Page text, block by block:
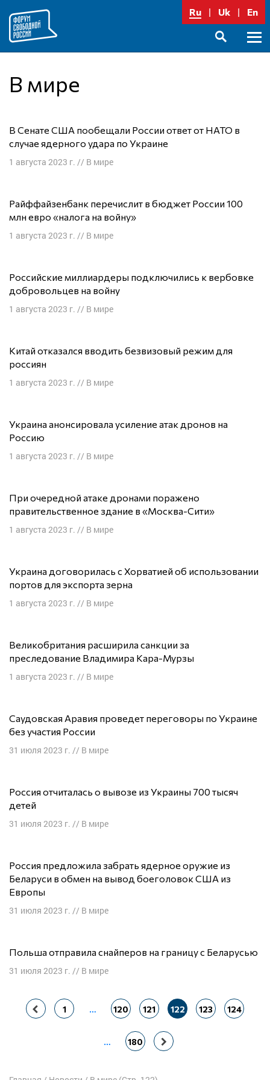
содержимому
Ru Uk En
В мире
В Сенате США пообещали России ответ от НАТО в
случае ядерного удара по Украине
1 августа 2023 г. // В мире
Райффайзенбанк перечислит в бюджет России 100
млн евро «налога на войну»
1 августа 2023 г. // В мире
Российские миллиардеры подключились к вербовке
добровольцев на войну
1 августа 2023 г. // В мире
Китай отказался вводить безвизовый режим для
россиян
1 августа 2023 г. // В мире
Украина анонсировала усиление атак дронов на
Россию
1 августа 2023 г. // В мире
При очередной атаке дронами поражено
правительственное здание в «Москва-Сити»
1 августа 2023 г. // В мире
Украина договорилась с Хорватией об использовании
портов для экспорта зерна
1 августа 2023 г. // В мире
Великобритания расширила санкции за
преследование Владимира Кара-Мурзы
1 августа 2023 г. // В мире
Саудовская Аравия проведет переговоры по Украине
без участия России
31 июля 2023 г. // В мире
Россия отчиталась о вывозе из Украины 700 тысяч
детей
31 июля 2023 г. // В мире
Россия предложила забрать ядерное оружие из
Беларуси в обмен на вывод боеголовок США из
Европы
31 июля 2023 г. // В мире
Польша отправила снайперов на границу с Беларусью
31 июля 2023 г. // В мире
Навигация
1 … 120 121 122 123 124
… 180